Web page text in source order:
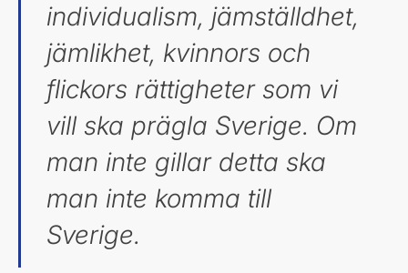
individualism, jämställdhet,
jämlikhet, kvinnors och
flickors rättigheter som vi
vill ska prägla Sverige. Om
man inte gillar detta ska
man inte komma till
Sverige.